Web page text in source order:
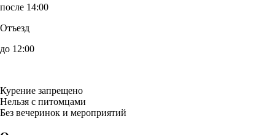
после 14:00
Отъезд
до 12:00
Курение запрещено
Нельзя с питомцами
Без вечеринок и мероприятий